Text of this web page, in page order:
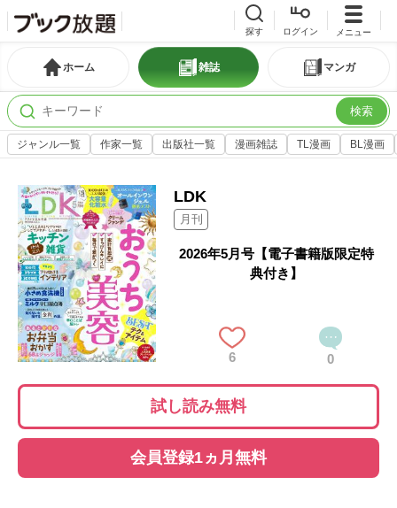
探す ログイン メニュー
ホーム 雑誌 マンガ
検索
ジャンル一覧 作家一覧 出版社一覧 漫画雑誌 TL漫画 BL漫画
LDK
月刊
2026年5月号【電子書籍版限定特
典付き】
6 0
試し読み無料
会員登録1ヵ月無料